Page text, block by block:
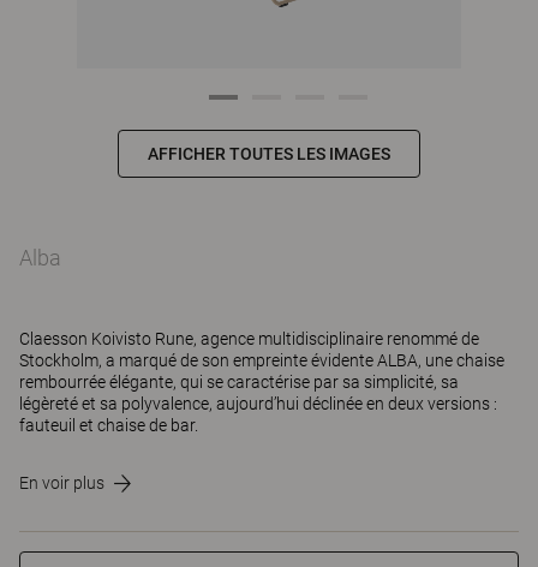
AFFICHER TOUTES LES IMAGES
Alba
Claesson Koivisto Rune, agence multidisciplinaire renommé de
Stockholm, a marqué de son empreinte évidente ALBA, une chaise
rembourrée élégante, qui se caractérise par sa simplicité, sa
légèreté et sa polyvalence, aujourd’hui déclinée en deux versions :
fauteuil et chaise de bar.
En voir plus